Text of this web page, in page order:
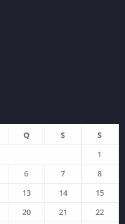
Q S
S
1
6 7
8
13 14
15
20 21 22